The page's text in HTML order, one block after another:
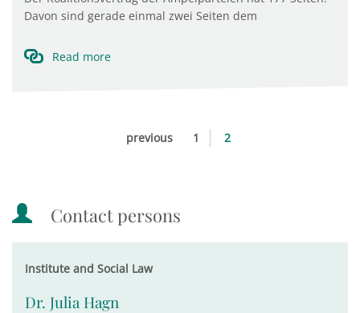
Davon sind gerade einmal zwei Seiten dem
Read more
previous 1 2
Contact persons
Institute and Social Law
Dr. Julia Hagn